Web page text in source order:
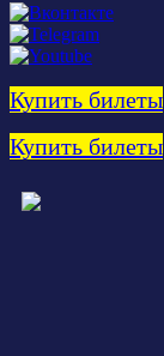
Купить билеты
Купить билеты